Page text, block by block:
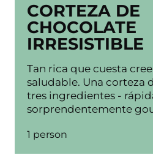
CORTEZA DE
CHOCOLATE
IRRESISTIBLE
Tan rica que cuesta
saludable. Una corteza
tres ingredientes -
sorprendentemente
1 person